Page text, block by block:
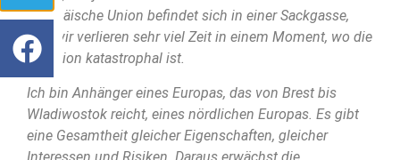
Europäische Union befindet sich in einer Sackgasse,
und wir verlieren sehr viel Zeit in einem Moment, wo die
Situation katastrophal ist.
Ich bin Anhänger eines Europas, das von Brest bis
Wladiwostok reicht, eines nördlichen Europas. Es gibt
eine Gesamtheit gleicher Eigenschaften, gleicher
Interessen und Risiken. Daraus erwächst die